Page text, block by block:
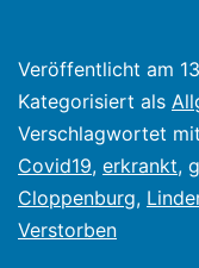
Veröffentlicht am
Kategorisiert als
Verschlagwortet mit
Covid19, erkrankt,
Cloppenburg,
Verstorben